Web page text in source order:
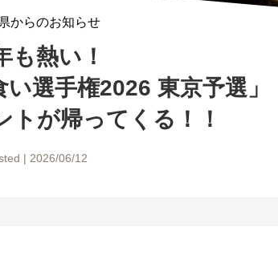
からのお知らせ
も熱い！
い選手権2026 東京予選」
トが帰ってくる！！
| 2026/06/12